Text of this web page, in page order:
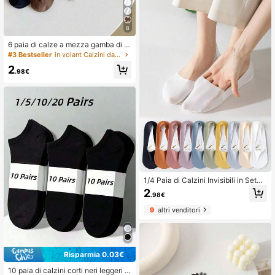
8
6 paia di calze a mezza gamba di c
olore unito da donna, calze sportive
ne, calze traspiranti e confortevoli a
pezzi/24 pezzi [Nota: la quantità è
calcolata per pezzo]
#3 Bestseller in volant Calzini da donna
2.98€
Risparmia 0.03€
10 paia di calzini corti neri leggeri e
1/4 Paia di Calzini Invisibili in Seta
di Ghiaccio da Donna Estivi Colorati
Ultra Sottili Traspiranti Senza Mostr
are Calzini Antiscivolo Nascosti a T
aglio Basso (Senza Cartone)
2.98€
9altri venditori